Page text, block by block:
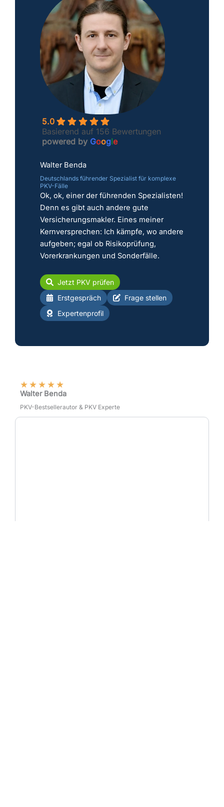
5.0
Basierend auf 156 Bewertungen
powered by Google
Walter Benda
Deutschlands führender Spezialist für komplexe
PKV-Fälle
Ok, ok, einer der führenden Spezialisten!
Denn es gibt auch andere gute
Versicherungsmakler. Eines meiner
Kernversprechen: Ich kämpfe, wo andere
aufgeben; egal ob Risikoprüfung,
Vorerkrankungen und Sonderfälle.
Jetzt PKV prüfen
Erstgespräch
Frage stellen
Expertenprofil
★★★★★
Walter Benda
PKV-Bestsellerautor & PKV Experte